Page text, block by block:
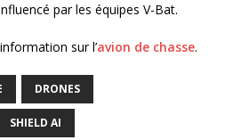
par les équipes V-Bat.
sur l’avion de chasse.
DRONES
SHIELD AI